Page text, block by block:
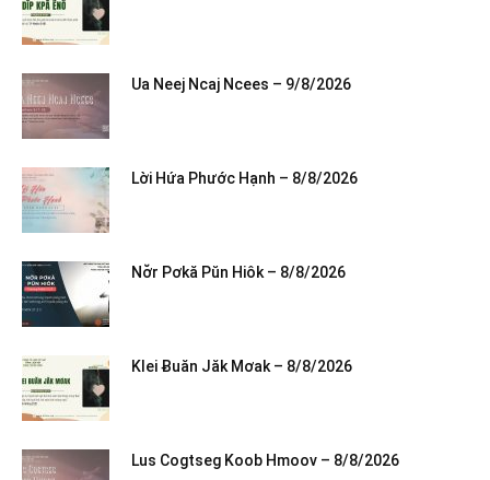
Ua Neej Ncaj Ncees – 9/8/2026
Lời Hứa Phước Hạnh – 8/8/2026
Nơ̆r Pơkă Pŭn Hiôk – 8/8/2026
Klei Ƀuăn Jăk Mơak – 8/8/2026
Lus Cogtseg Koob Hmoov – 8/8/2026